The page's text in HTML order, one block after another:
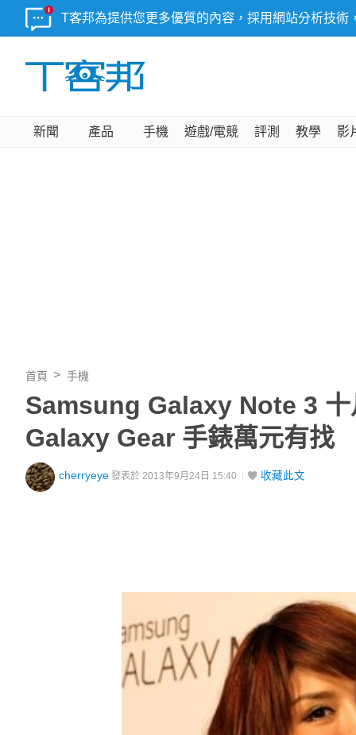
T客邦為提供您更多優質的內容，採用網站分析技
新聞 產品 手機 遊戲/電競 評測 教學 影
首頁 手機
Samsung Galaxy Note 3 十
Galaxy Gear 手錶萬元有找
cherryeye 發表於 2013年9月24日 15:40 收藏此文